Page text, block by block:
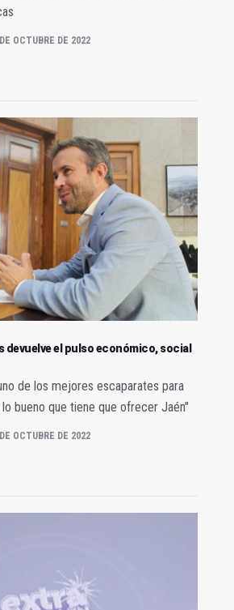
OCTUBRE DE 2022
devuelve el pulso económico, social
de los mejores escaparates para
bueno que tiene que ofrecer Jaén"
OCTUBRE DE 2022